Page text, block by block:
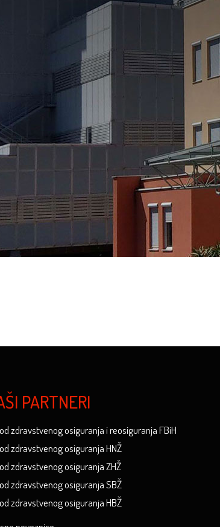
PARTNERI
zdravstvenog osiguranja i reosiguranja FBiH
zdravstvenog osiguranja HNŽ
zdravstvenog osiguranja ZHŽ
zdravstvenog osiguranja SBŽ
zdravstvenog osiguranja HBŽ